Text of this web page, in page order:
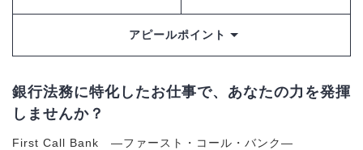
アピールポイント
銀行法務に特化したお仕事で、あなたの力を発揮
しませんか？
First Call Bank ―ファースト・コール・バンク―